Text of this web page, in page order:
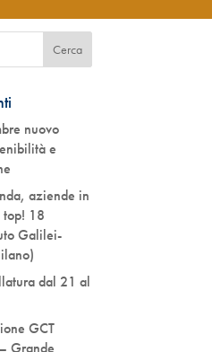
nuovo
e
aziende in
18
Galilei-
dal 21 al
GCT
Grande